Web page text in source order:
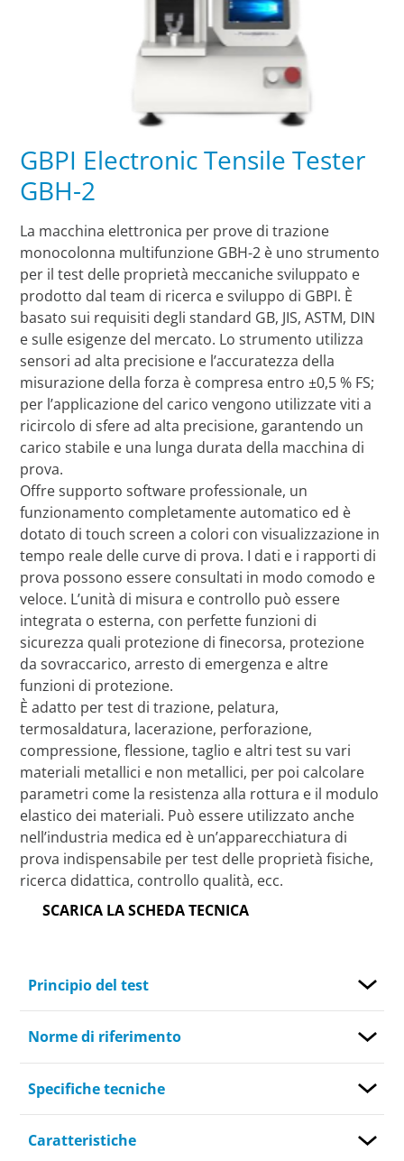
GBPI Electronic Tensile Tester
GBH-2
La macchina elettronica per prove di trazione
monocolonna multifunzione GBH-2 è uno strumento
per il test delle proprietà meccaniche sviluppato e
prodotto dal team di ricerca e sviluppo di GBPI. È
basato sui requisiti degli standard GB, JIS, ASTM, DIN
e sulle esigenze del mercato. Lo strumento utilizza
sensori ad alta precisione e l’accuratezza della
misurazione della forza è compresa entro ±0,5 % FS;
per l’applicazione del carico vengono utilizzate viti a
ricircolo di sfere ad alta precisione, garantendo un
carico stabile e una lunga durata della macchina di
prova.
Offre supporto software professionale, un
funzionamento completamente automatico ed è
dotato di touch screen a colori con visualizzazione in
tempo reale delle curve di prova. I dati e i rapporti di
prova possono essere consultati in modo comodo e
veloce. L’unità di misura e controllo può essere
integrata o esterna, con perfette funzioni di
sicurezza quali protezione di finecorsa, protezione
da sovraccarico, arresto di emergenza e altre
funzioni di protezione.
È adatto per test di trazione, pelatura,
termosaldatura, lacerazione, perforazione,
compressione, flessione, taglio e altri test su vari
materiali metallici e non metallici, per poi calcolare
parametri come la resistenza alla rottura e il modulo
elastico dei materiali. Può essere utilizzato anche
nell’industria medica ed è un’apparecchiatura di
prova indispensabile per test delle proprietà fisiche,
ricerca didattica, controllo qualità, ecc.
SCARICA LA SCHEDA TECNICA
Principio del test
Norme di riferimento
Specifiche tecniche
Caratteristiche